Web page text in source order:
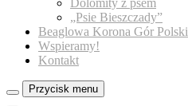
„Psie Bieszczady”
Beaglowa Korona Gór Polski
Wspieramy!
Kontakt
Przycisk menu